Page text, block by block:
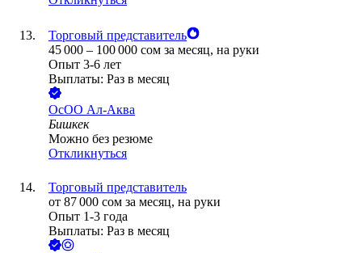
Торговый представитель
45 000 – 100 000 сом за месяц, на руки
Опыт 3-6 лет
Выплаты: Раз в месяц
ОсОО Ал-Аква
Бишкек
Можно без резюме
Откликнуться
Торговый представитель
от 87 000 сом за месяц, на руки
Опыт 1-3 года
Выплаты: Раз в месяц